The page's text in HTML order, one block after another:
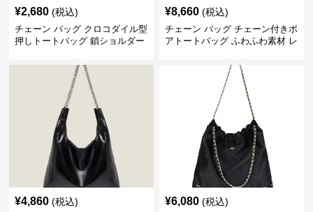
¥2,680 (税込)
チェーン バッグ クロコダイル型
押しトートバッグ 鎖ショルダー
¥8,660 (税込)
チェーン バッグ チェーン付きボ
アトートバッグ ふわふわ素材 レ
¥4,860 (税込) ¥6,080 (税込)